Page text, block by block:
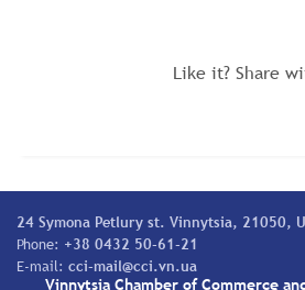
Like it? Share
24 Symona Petlury st. Vinnytsia, 21050,
Phone: +38 0432 50-61-21
E-mail: cci-mail@cci.vn.ua
Vinnytsia Chamber of Commerce